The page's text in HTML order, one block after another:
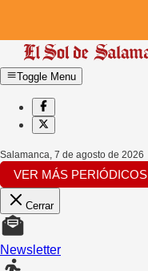
Toggle Menu
Salamanca, 7 de agosto de 2026
VER MÁS PERIÓDICOS
Cerrar
Newsletter